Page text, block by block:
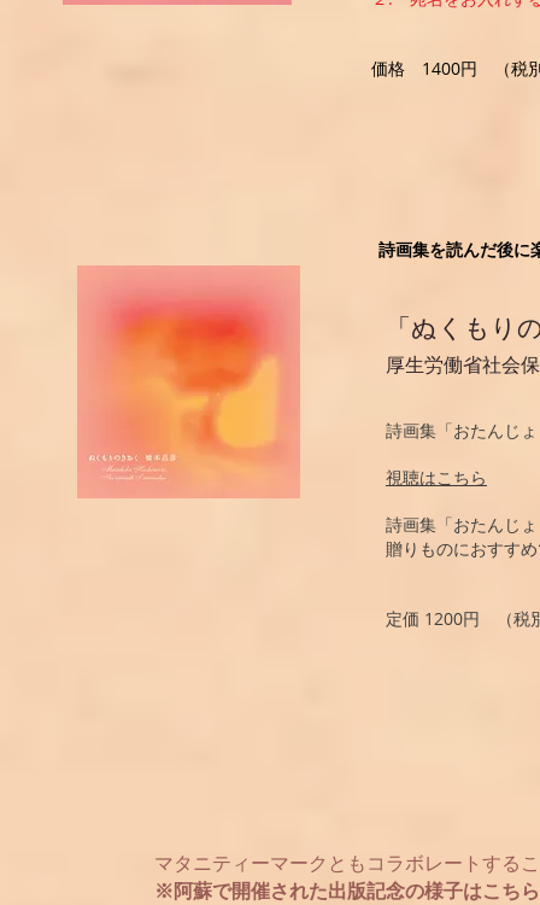
価格 1400円 （税
詩画集を読んだ後に
「ぬくもり
厚生労働省社会
詩画集「おたんじ
視聴はこちら
詩画集「おたんじ
贈りものにおすす
定価 1200円 （税
マタニティーマークともコラボレートする
※阿蘇で開催された出版記念の様子はこちら